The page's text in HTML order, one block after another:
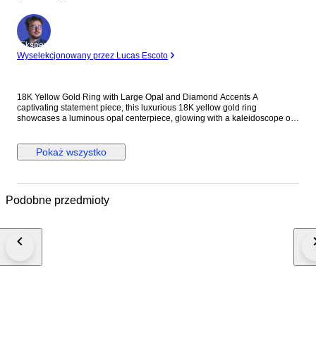
Ekspert
Wyselekcjonowany przez Lucas Escoto
18K Yellow Gold Ring with Large Opal and Diamond Accents A
captivating statement piece, this luxurious 18K yellow gold ring
showcases a luminous opal centerpiece, glowing with a kaleidoscope of
stone’s natural brilliance without overwhelming its dreamy fire. Crafted
with a bold yet refined presence, this ring is an elegant blend of artistry
Metal: 18K Yellow Gold Stones: Opal & Diamonds - Opal: 1.7 cm x 1.3 cm
Grams Size: US 7 / EU 55 Condition: Excellent Shipped by DHL Express
Pokaż wszystko
Podobne przedmioty